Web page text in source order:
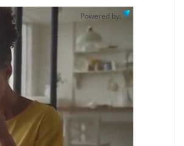
Powered by: